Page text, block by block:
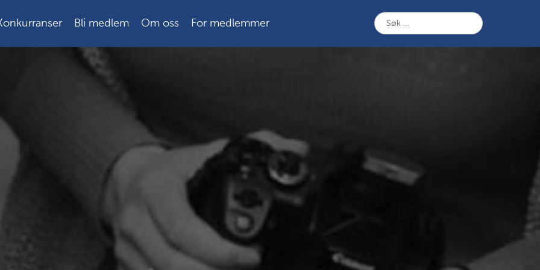
Bli medlem Om oss For medlemmer
Søk
etter: